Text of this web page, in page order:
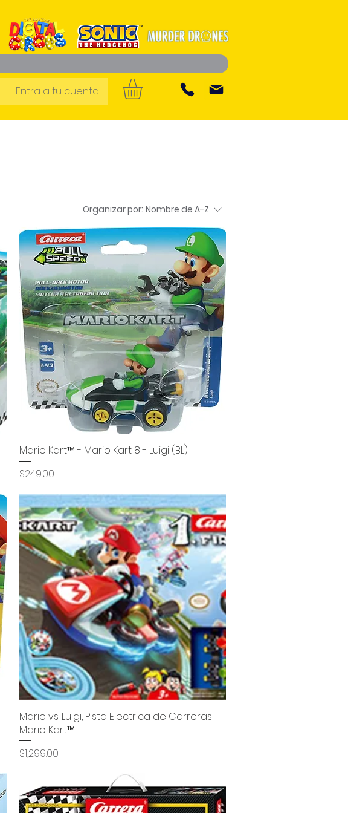
Entra a tu cuenta
Organizar por: Nombre de A-Z
Vista rápida
Mario Kart™ - Mario Kart 8 - Luigi (BL)
Precio
$249.00
Vista rápida
Mario vs. Luigi, Pista Electrica de Carreras
Mario Kart™
Precio
$1,299.00